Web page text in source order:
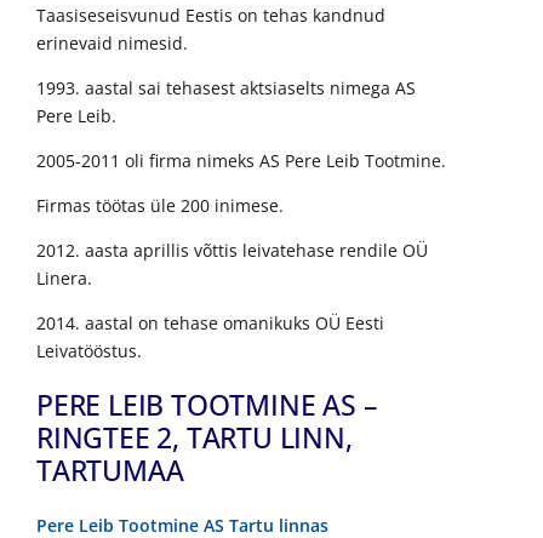
Taasiseseisvunud Eestis on tehas kandnud
erinevaid nimesid.
1993. aastal sai tehasest aktsiaselts nimega AS
Pere Leib.
2005-2011 oli firma nimeks AS Pere Leib Tootmine.
Firmas töötas üle 200 inimese.
2012. aasta aprillis võttis leivatehase rendile OÜ
Linera.
2014. aastal on tehase omanikuks OÜ Eesti
Leivatööstus.
PERE LEIB TOOTMINE AS –
RINGTEE 2, TARTU LINN,
TARTUMAA
Pere Leib Tootmine AS Tartu linnas